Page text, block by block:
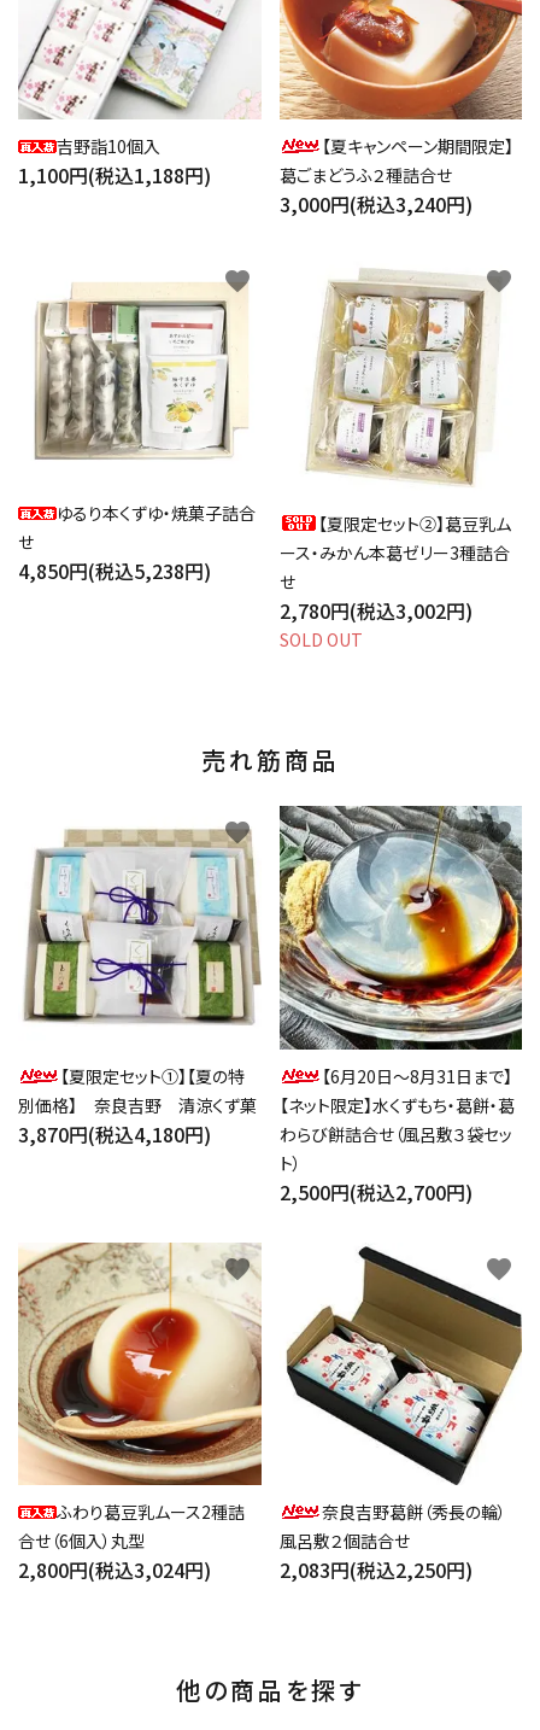
吉野詣10個入
1,100円(税込1,188円)
【夏キャンペーン期間限定】
葛ごまどうふ２種詰合せ
3,000円(税込3,240円)
ゆるり本くずゆ・焼菓子詰合
せ
4,850円(税込5,238円)
favorite
【夏限定セット②】葛豆乳ム
ース・みかん本葛ゼリー3種詰合
せ
2,780円(税込3,002円)
SOLD OUT
favorite
売れ筋商品
【夏限定セット①】【夏の特
別価格】 奈良吉野 清涼くず菓
3,870円(税込4,180円)
favorite
【6月20日～8月31日まで】
【ネット限定】水くずもち・葛餅・葛
わらび餅詰合せ（風呂敷３袋セッ
ト）
2,500円(税込2,700円)
favorite
ふわり葛豆乳ムース2種詰
合せ（6個入）丸型
2,800円(税込3,024円)
favorite
奈良吉野葛餅（秀長の輪）
風呂敷２個詰合せ
2,083円(税込2,250円)
favorite
他の商品を探す